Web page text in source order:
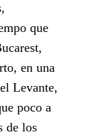
que
en una
Levante,
poco a
de los